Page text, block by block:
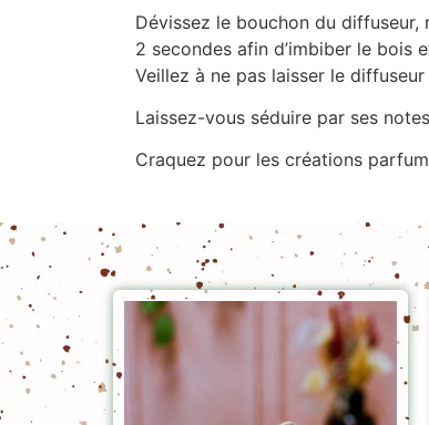
Dévissez le bouchon du
2 secondes afin d’imbiber le bois
Veillez à ne pas laisser le
Laissez-vous séduire par ses
Craquez pour les créations